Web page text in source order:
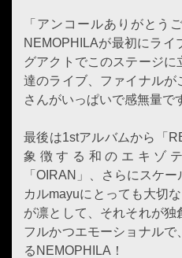
「アンコールありがとう
NEMOPHILAが最初にライ
グアクトでこのステージ
達のライブ、ファイナルが
さんがいっぱいで感無量で
最後は1stアルバムから「
象徴する和のエキゾ
「OIRAN」、さらにスケ
カルmayuにとっても大切
が凛として、それそれが独
フルかつエモーショナル
るNEMOPHILA！